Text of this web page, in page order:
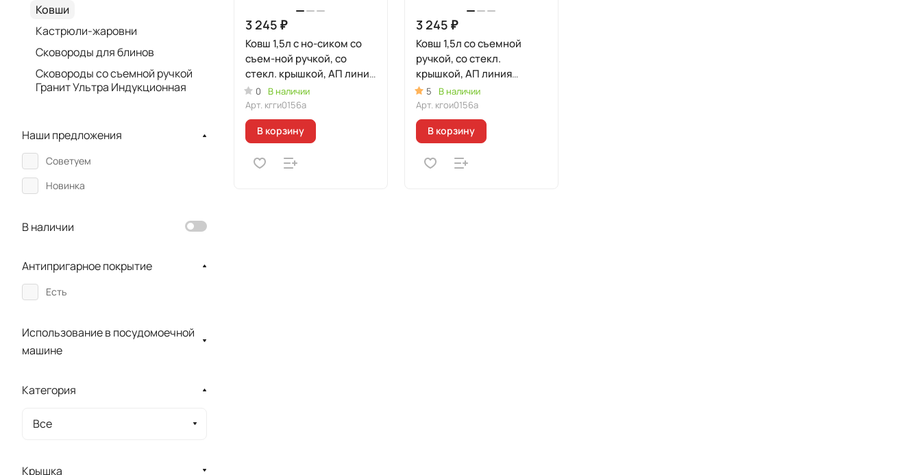
3 245 ₽
Ковш 1,5л с но-сиком со
съем-ной ручкой, со
стекл. крышкой, АП линия
"Гранит Ультра
Индукционная" (синий)
0
В наличии
Арт. кгги0156а
В корзину
3 245 ₽
Ковш 1,5л со съемной
ручкой, со стекл.
крышкой, АП линия
"Гранит Ультра
Индукционная"
(оригинальный)
5
В наличии
Арт. кгои0156а
В корзину
Ковши
Кастрюли-жаровни
Сковороды для блинов
Сковороды со съемной ручкой
Гранит Ультра Индукционная
Наши предложения
Советуем
Новинка
В наличии
Антипригарное покрытие
Есть
Использование в посудомоечной
машине
Категория
Все
Крышка